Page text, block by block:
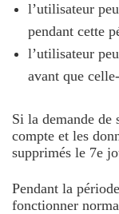
l’utilisateur
pendant cette
l’utilisateur
avant que
Si la demande de
compte et les
supprimés le 7e
Pendant la
fonctionner